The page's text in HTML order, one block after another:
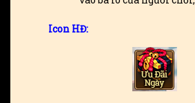
Icon HĐ: